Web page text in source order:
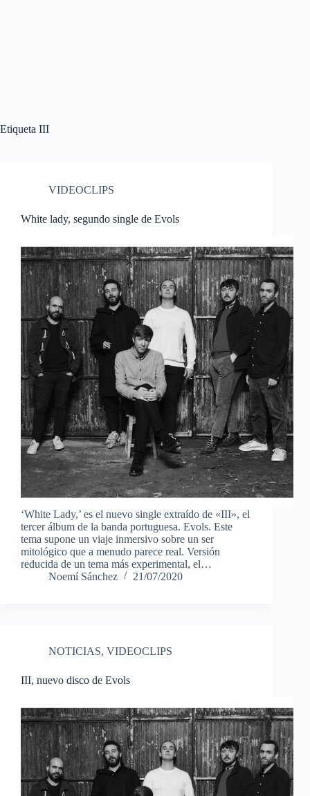
Etiqueta III
VIDEOCLIPS
White lady, segundo single de Evols
‘White Lady,’ es el nuevo single extraído de «III», el
tercer álbum de la banda portuguesa. Evols. Este
tema supone un viaje inmersivo sobre un ser
mitológico que a menudo parece real. Versión
reducida de un tema más experimental, el…
Noemí Sánchez
21/07/2020
NOTICIAS, VIDEOCLIPS
III, nuevo disco de Evols